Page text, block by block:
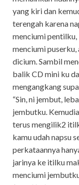
yang kiri dan
terengah karena
menciumi
menciumi
dicium. Sambil
balik CD mini ku
mengangkang
“Sin, ni jembut,
jembutku.
terus mengilik2
kamu udah napsu
perkataannya
jarinya ke itilku
menciumi